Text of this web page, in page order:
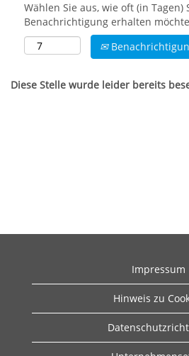
Wählen Sie aus, wie oft (in Tagen)
Benachrichtigung erhalten
Diese Stelle wurde leider bereits
Impressum
Hinweis zu